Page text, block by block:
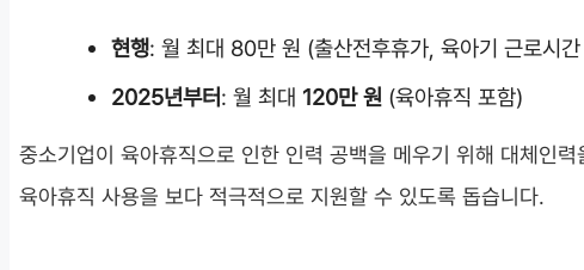
현행: 월 최대 80만 원 (출산전후휴가, 육아기 근로시
2025년부터: 월 최대 120만 원 (육아휴직 포함)
중소기업이 육아휴직으로 인한 인력 공백을 메우기 위해 대체인
육아휴직 사용을 보다 적극적으로 지원할 수 있도록 돕습니다.